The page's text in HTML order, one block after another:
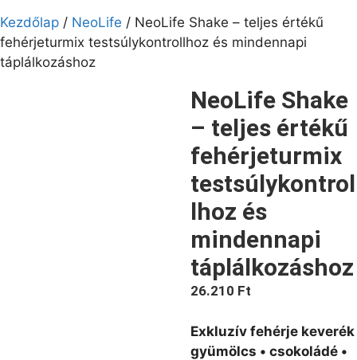
Kezdőlap / NeoLife / NeoLife Shake – teljes értékű
fehérjeturmix testsúlykontrollhoz és mindennapi
táplálkozáshoz
NeoLife Shake
– teljes értékű
fehérjeturmix
testsúlykontrol
lhoz és
mindennapi
táplálkozáshoz
26.210 Ft
Exkluzív fehérje keverék
gyümölcs • csokoládé •